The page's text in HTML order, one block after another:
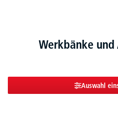
Werkbänke
Auswahl